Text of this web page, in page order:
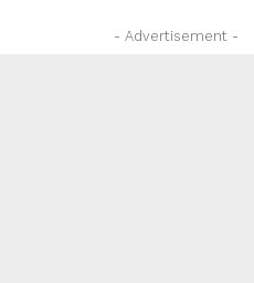
- Advertisement -